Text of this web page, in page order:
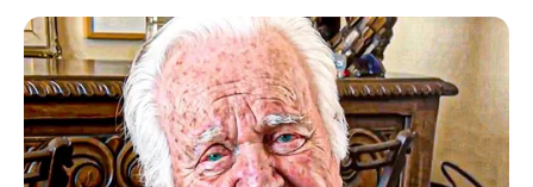
Eines der schönsten Naturausflugsziele ist
die Sanddüne bei Klein Schmölen. Sie gilt
als die größte Binnenwanderdüne in
Europa. Unmittelbar daneben gibt es mit dem Schmölner
Brack noch eine Naturbadestelle mit glasklarem Wasser.
Märchenhaft Kostenlose Reiseführer